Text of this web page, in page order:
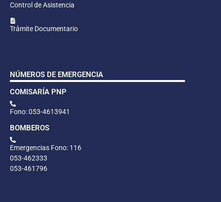
Control de Asistencia
Trámite Documentario
NÚMEROS DE EMERGENCIA
COMISARÍA PNP
Fono: 053-4613941
BOMBEROS
Emergencias Fono: 116
053-462333
053-461796